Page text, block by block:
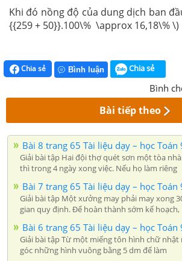
Khi đó nồng độ của dung dịch ban
{{259 + 50}}.100\% \approx 16,18\% \)
Chia sẻ Bình luận Chia sẻ
Bình
Bài tiếp theo
Bài 8 trang 65 Tài liệu dạy – học Toán
Giải bài tập Hai đội thợ quét sơn một tòa
thì trong 4 ngày xong việc. Nếu họ làm riêng
Bài 7 trang 65 Tài liệu dạy – học Toán
Giải bài tập Một xưởng may phải may xong
gian quy định. Để hoàn thành sớm kế hoạch,
Bài 6 trang 65 Tài liệu dạy – học Toán
Giải bài tập Từ một miếng tôn hình chữ nhật
góc những hình vuông bằng 5 dm để làm